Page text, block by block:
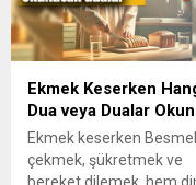
Ekmek Keserken
Dua veya Dualar
Ekmek keserken
çekmek, şükretmek ve